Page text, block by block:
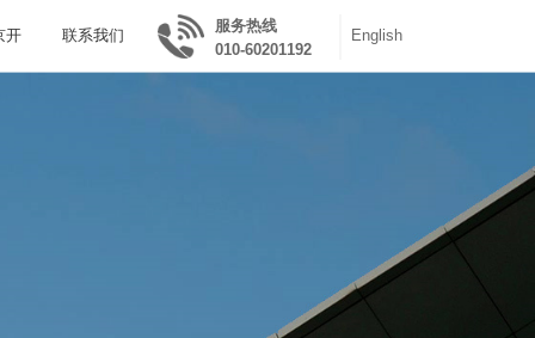
联系我们
加入京开
销售和服务